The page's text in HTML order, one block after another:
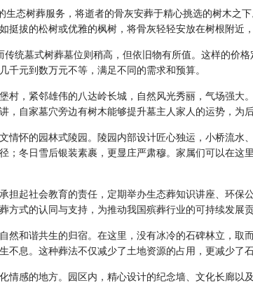
生态树葬服务，将逝者的骨灰安葬于精心挑选的树木之
拔的松树或优雅的枫树，将骨灰轻轻安放在树根附近
统墓式树葬墓位则稍高，但依旧物有所值。这样的价
元到数万元不等，满足不同的需求和预算。
村，紧邻雄伟的八达岭长城，自然风光秀丽，气场强大
自家墓穴旁边有树木能够提升墓主人家人的运势，为后
情怀的园林式陵园。陵园内部设计匠心独运，小桥流水
冬日雪后银装素裹，更显庄严肃穆。家属们可以在这
担起社会教育的责任，定期举办生态葬知识讲座、环
式的认同与支持，为推动我国殡葬行业的可持续发展贡
然和谐共生的归宿。在这里，没有冰冷的石碑林立，
息。这种葬法不仅减少了土地资源的占用，更减少了
情感的地方。园区内，精心设计的纪念墙、文化长廊